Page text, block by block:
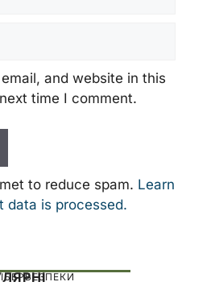
and website in this
time I comment.
to reduce spam. Learn
data is processed.